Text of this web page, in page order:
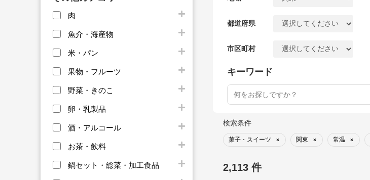
肉
魚介・海産物
米・パン
果物・フルーツ
野菜・きのこ
卵・乳製品
酒・アルコール
お茶・飲料
鍋セット・総菜・加工食品
都道府県
市区町村
キーワード
検索条件
菓子・スイーツ × 関東 × 常温 ×
2,113 件